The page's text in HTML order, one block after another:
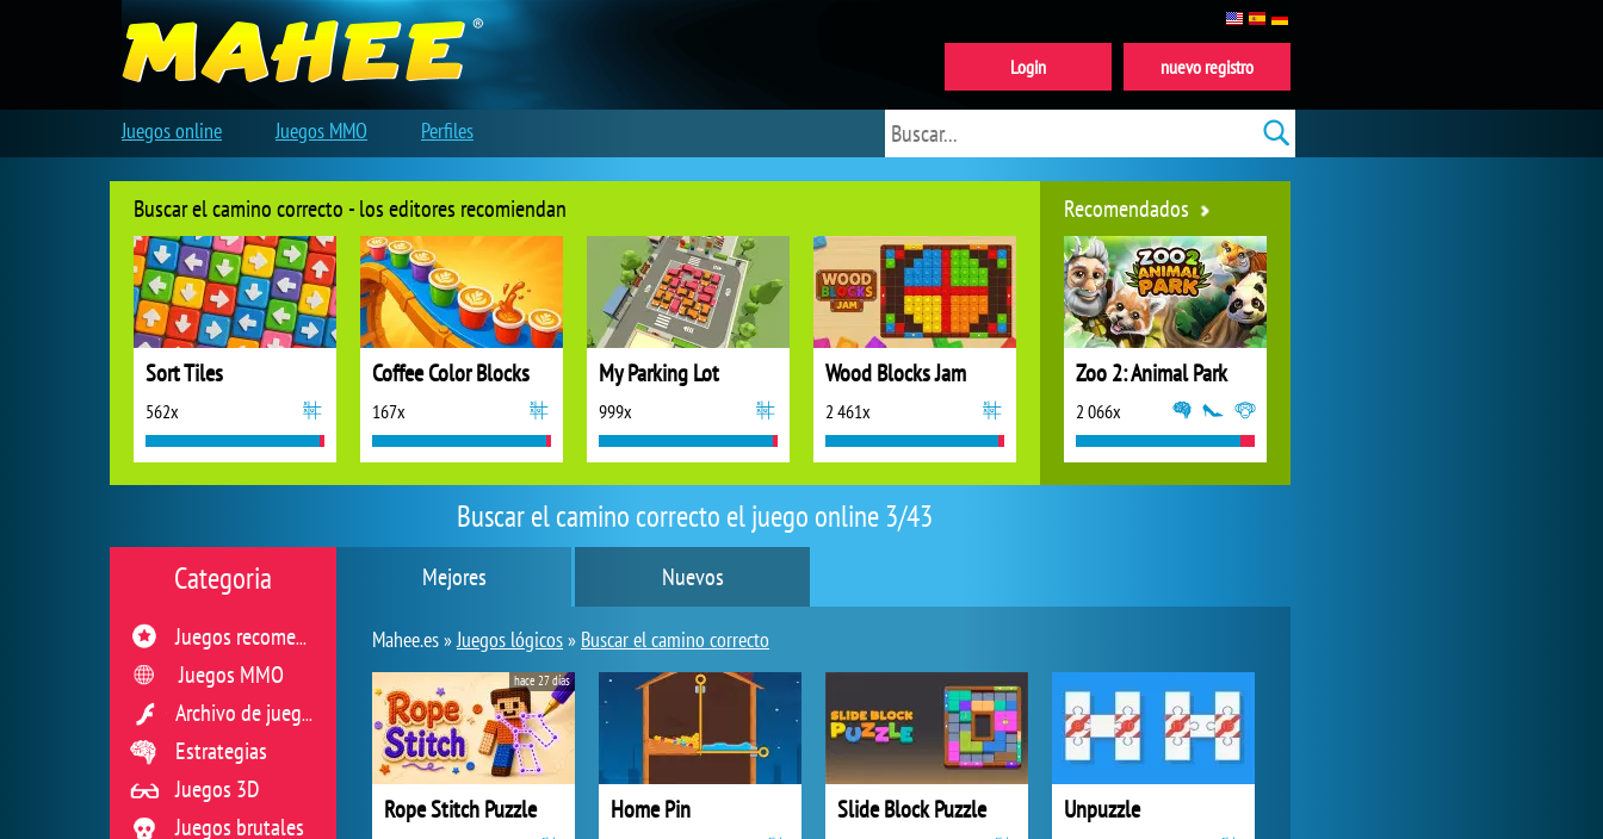
Buscar el camino correcto el juego online 3/43
Mejores Nuevos
Mahee.es »Juegos lógicos» Buscar el camino correcto
Rope Stitch Puzzle
hace 27 días
Home Pin Slide Block Puzzle Unpuzzle
Categoria
Juegos recomendados
Juegos MMO
Archivo de juegos flash
Estrategias
Juegos 3D
Juegos brutales
Buscar el camino correcto - los editores recomiendan
Sort Tiles
562x
Coffee Color Blocks
167x
My Parking Lot
999x
Wood Blocks Jam
2 461x
Recomendados
Zoo 2: Animal Park
2 066x
nuevo registro
Login
Juegos online Juegos MMO Perfiles